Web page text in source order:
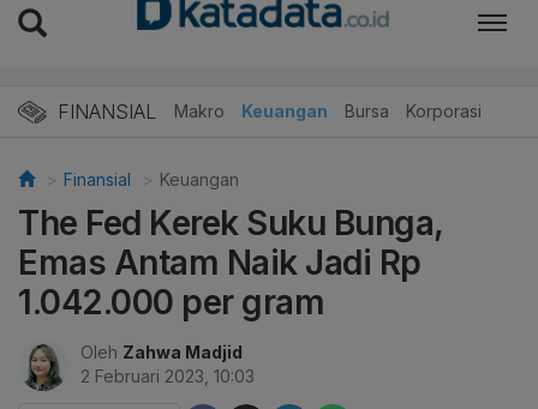
FINANSIAL Makro Keuangan Bursa Korporasi
Finansial Keuangan
The Fed Kerek Suku Bunga,
Emas Antam Naik Jadi Rp
1.042.000 per gram
Oleh Zahwa Madjid
2 Februari 2023, 10:03